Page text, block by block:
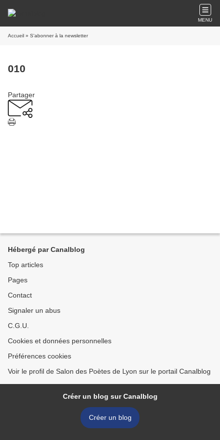
MENU
Accueil » S'abonner à la newsletter
010
Partager
Hébergé par Canalblog
Top articles
Pages
Contact
Signaler un abus
C.G.U.
Cookies et données personnelles
Préférences cookies
Voir le profil de Salon des Poètes de Lyon sur le portail Canalblog
Créer un blog sur Canalblog
Créer un blog